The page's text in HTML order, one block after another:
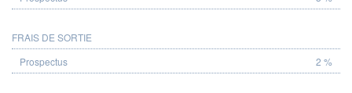
FRAIS DE SORTIE
2 %